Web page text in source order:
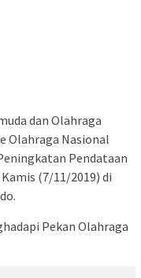
dan Olahraga
Olahraga Nasional
Pendataan
(7/11/2019) di
Pekan Olahraga